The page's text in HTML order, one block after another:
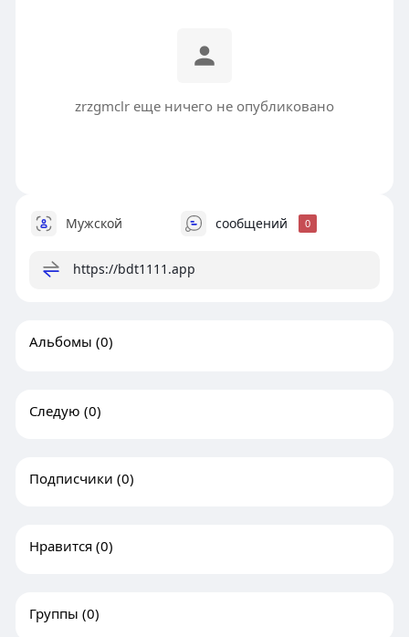
zrzgmclr еще ничего не опубликовано
Мужской сообщений 0
https://bdt1111.app
Альбомы (0)
Следую (0)
Подписчики (0)
Нравится (0)
Группы (0)